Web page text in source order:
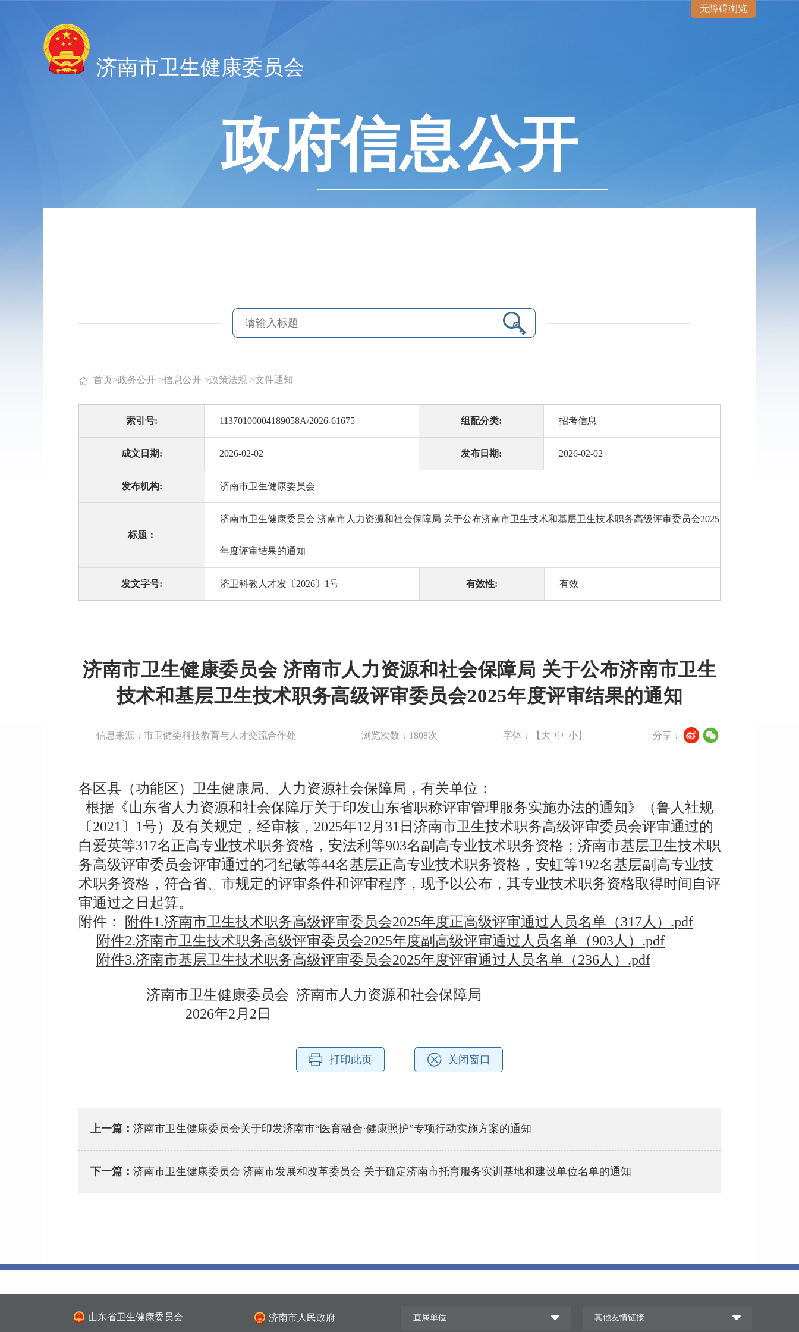
无障碍浏览
济南市卫生健康委员会
政府信息公开
首页>政务公开 >信息公开 >政策法规 >文件通知
索引号: 11370100004189058A/2026-61675 组配分类: 招考信息
成文日期: 2026-02-02 发布日期: 2026-02-02
发布机构: 济南市卫生健康委员会
标题：
济南市卫生健康委员会 济南市人力资源和社会保障局 关于公布济南市卫生技术和基层卫生技术职务高级评审委员会2025
年度评审结果的通知
发文字号: 济卫科教人才发〔2026〕1号 有效性: 有效
济南市卫生健康委员会 济南市人力资源和社会保障局 关于公布济南市卫生
技术和基层卫生技术职务高级评审委员会2025年度评审结果的通知
信息来源：市卫健委科技教育与人才交流合作处 浏览次数： 1808次 字体：【 大 中 小】 分享：
各区县（功能区）卫生健康局、人力资源社会保障局，有关单位：
根据《山东省人力资源和社会保障厅关于印发山东省职称评审管理服务实施办法的通知》（鲁人社规
〔2021〕1号）及有关规定，经审核，2025年12月31日济南市卫生技术职务高级评审委员会评审通过的
白爱英等317名正高专业技术职务资格，安法利等903名副高专业技术职务资格；济南市基层卫生技术职
务高级评审委员会评审通过的刁纪敏等44名基层正高专业技术职务资格，安虹等192名基层副高专业技
术职务资格，符合省、市规定的评审条件和评审程序，现予以公布，其专业技术职务资格取得时间自评
审通过之日起算。
附件：
附件1.济南市卫生技术职务高级评审委员会2025年度正高级评审通过人员名单（317人）.pdf
附件2.济南市卫生技术职务高级评审委员会2025年度副高级评审通过人员名单（903人）.pdf
附件3.济南市基层卫生技术职务高级评审委员会2025年度评审通过人员名单（236人）.pdf
济南市卫生健康委员会 济南市人力资源和社会保障局
2026年2月2日
打印此页 关闭窗口
上一篇： 济南市卫生健康委员会关于印发济南市“医育融合·健康照护”专项行动实施方案的通知
下一篇： 济南市卫生健康委员会 济南市发展和改革委员会 关于确定济南市托育服务实训基地和建设单位名单的通知
山东省卫生健康委员会 济南市人民政府 直属单位 其他友情链接